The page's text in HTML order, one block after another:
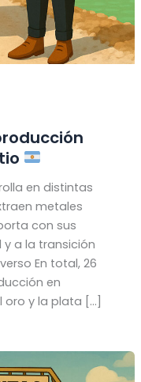
en distintas
metales
con sus
a la transición
En total, 26
en
oro y la plata […]